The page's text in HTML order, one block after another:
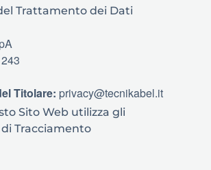
Trattamento dei Dati
Titolare: privacy@tecnikabel.it
Sito Web utilizza gli
Tracciamento